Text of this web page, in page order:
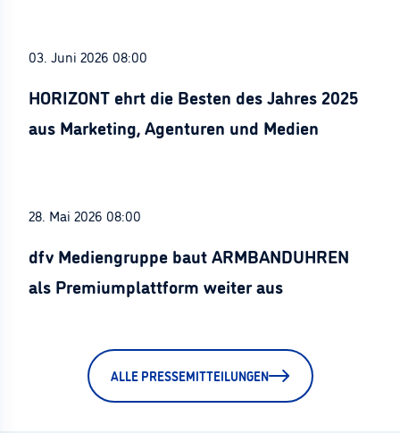
03. Juni 2026 08:00
HORIZONT ehrt die Besten des Jahres 2025
aus Marketing, Agenturen und Medien
28. Mai 2026 08:00
dfv Mediengruppe baut ARMBANDUHREN
als Premiumplattform weiter aus
ALLE PRESSEMITTEILUNGEN